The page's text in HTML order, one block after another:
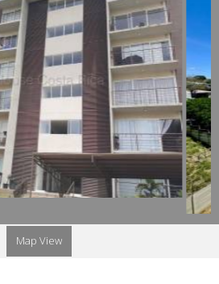
Map View